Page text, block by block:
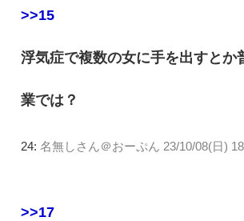
>>15
浮気症で複数の女に手を出すとか
業では？
24: 名無しさん＠おーぷん 23/10/08(日)
>>17